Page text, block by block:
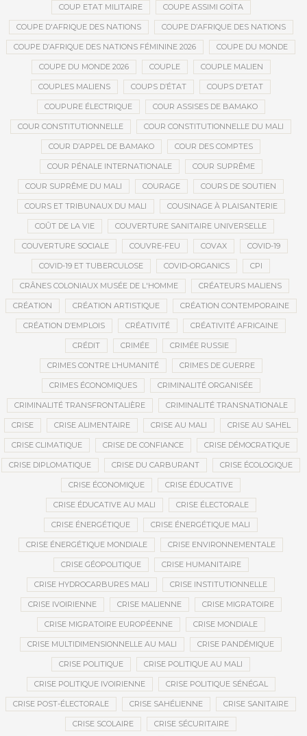
COUP ETAT MILITAIRE COUPE ASSIMI GOÏTA
COUPE D'AFRIQUE DES NATIONS COUPE D’AFRIQUE DES NATIONS
COUPE D’AFRIQUE DES NATIONS FÉMININE 2026 COUPE DU MONDE
COUPE DU MONDE 2026 COUPLE COUPLE MALIEN
COUPLES MALIENS COUPS D’ÉTAT COUPS D'ETAT
COUPURE ÉLECTRIQUE COUR ASSISES DE BAMAKO
COUR CONSTITUTIONNELLE COUR CONSTITUTIONNELLE DU MALI
COUR D’APPEL DE BAMAKO COUR DES COMPTES
COUR PÉNALE INTERNATIONALE COUR SUPRÊME
COUR SUPRÊME DU MALI COURAGE COURS DE SOUTIEN
COURS ET TRIBUNAUX DU MALI COUSINAGE À PLAISANTERIE
COÛT DE LA VIE COUVERTURE SANITAIRE UNIVERSELLE
COUVERTURE SOCIALE COUVRE-FEU COVAX COVID-19
COVID-19 ET TUBERCULOSE COVID-ORGANICS CPI
CRÂNES COLONIAUX MUSÉE DE L'HOMME CRÉATEURS MALIENS
CRÉATION CRÉATION ARTISTIQUE CRÉATION CONTEMPORAINE
CRÉATION D’EMPLOIS CRÉATIVITÉ CRÉATIVITÉ AFRICAINE
CRÉDIT CRIMÉE CRIMÉE RUSSIE
CRIMES CONTRE L’HUMANITÉ CRIMES DE GUERRE
CRIMES ÉCONOMIQUES CRIMINALITÉ ORGANISÉE
CRIMINALITÉ TRANSFRONTALIÈRE CRIMINALITÉ TRANSNATIONALE
CRISE CRISE ALIMENTAIRE CRISE AU MALI CRISE AU SAHEL
CRISE CLIMATIQUE CRISE DE CONFIANCE CRISE DÉMOCRATIQUE
CRISE DIPLOMATIQUE CRISE DU CARBURANT CRISE ÉCOLOGIQUE
CRISE ÉCONOMIQUE CRISE ÉDUCATIVE
CRISE ÉDUCATIVE AU MALI CRISE ÉLECTORALE
CRISE ÉNERGÉTIQUE CRISE ÉNERGÉTIQUE MALI
CRISE ÉNERGÉTIQUE MONDIALE CRISE ENVIRONNEMENTALE
CRISE GÉOPOLITIQUE CRISE HUMANITAIRE
CRISE HYDROCARBURES MALI CRISE INSTITUTIONNELLE
CRISE IVOIRIENNE CRISE MALIENNE CRISE MIGRATOIRE
CRISE MIGRATOIRE EUROPÉENNE CRISE MONDIALE
CRISE MULTIDIMENSIONNELLE AU MALI CRISE PANDÉMIQUE
CRISE POLITIQUE CRISE POLITIQUE AU MALI
CRISE POLITIQUE IVOIRIENNE CRISE POLITIQUE SÉNÉGAL
CRISE POST-ÉLECTORALE CRISE SAHÉLIENNE CRISE SANITAIRE
CRISE SCOLAIRE CRISE SÉCURITAIRE